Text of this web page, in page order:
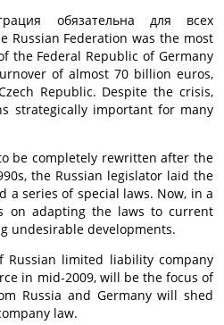
обязательна для всех
Russian Federation was the most
the Federal Republic of Germany
of almost 70 billion euros,
Republic. Despite the crisis,
strategically important for many
be completely rewritten after the
the Russian legislator laid the
a series of special laws. Now, in a
on adapting the laws to current
undesirable developments.
limited liability company
in mid-2009, will be the focus of
Russia and Germany will shed
law.